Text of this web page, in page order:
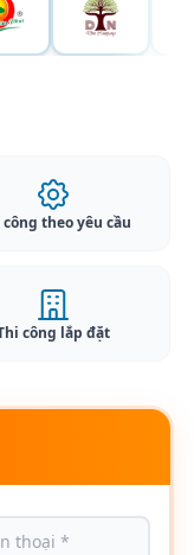
công theo yêu cầu
công lắp đặt